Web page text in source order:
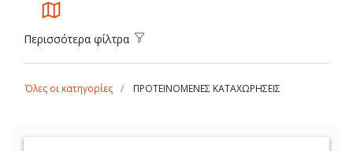
Περισσότερα φίλτρα
Όλες οι κατηγορίες ΠΡΟΤΕΙΝΟΜΕΝΕΣ ΚΑΤΑΧΩΡΗΣΕΙΣ